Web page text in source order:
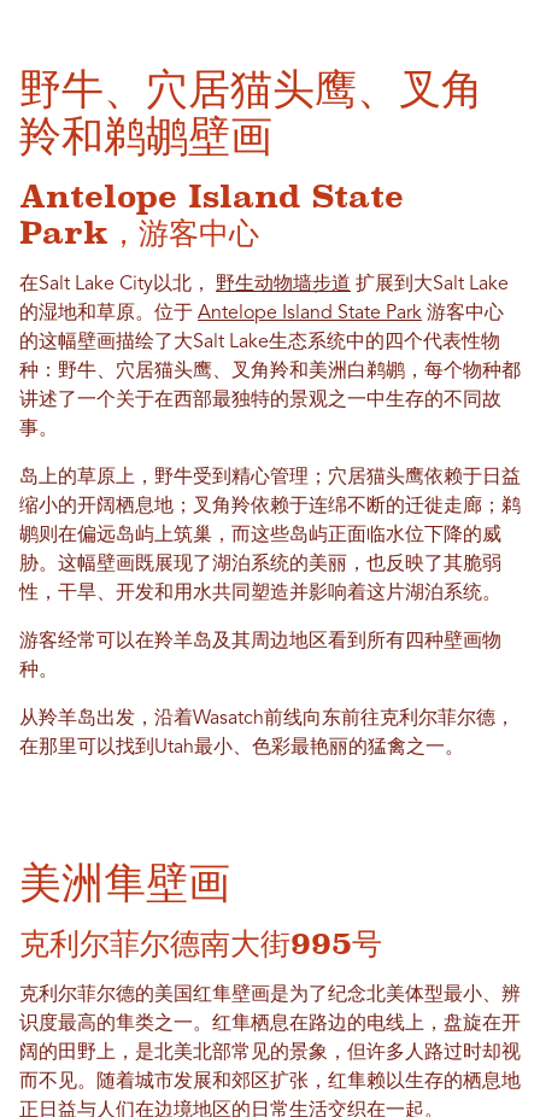
野牛、穴居猫头鹰、叉角
羚和鹈鹕壁画
Antelope Island State
Park，游客中心
在Salt Lake City以北， 野生动物墙步道 扩展到大Salt Lake
的湿地和草原。位于 Antelope Island State Park 游客中心
的这幅壁画描绘了大Salt Lake生态系统中的四个代表性物
种：野牛、穴居猫头鹰、叉角羚和美洲白鹈鹕，每个物种都
讲述了一个关于在西部最独特的景观之一中生存的不同故
事。
岛上的草原上，野牛受到精心管理；穴居猫头鹰依赖于日益
缩小的开阔栖息地；叉角羚依赖于连绵不断的迁徙走廊；鹈
鹕则在偏远岛屿上筑巢，而这些岛屿正面临水位下降的威
胁。这幅壁画既展现了湖泊系统的美丽，也反映了其脆弱
性，干旱、开发和用水共同塑造并影响着这片湖泊系统。
游客经常可以在羚羊岛及其周边地区看到所有四种壁画物
种。
从羚羊岛出发，沿着Wasatch前线向东前往克利尔菲尔德，
在那里可以找到Utah最小、色彩最艳丽的猛禽之一。
美洲隼壁画
克利尔菲尔德南大街995号
克利尔菲尔德的美国红隼壁画是为了纪念北美体型最小、辨
识度最高的隼类之一。红隼栖息在路边的电线上，盘旋在开
阔的田野上，是北美北部常见的景象，但许多人路过时却视
而不见。随着城市发展和郊区扩张，红隼赖以生存的栖息地
正日益与人们在边境地区的日常生活交织在一起。